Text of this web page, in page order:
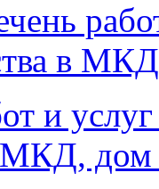
в
и
МКД, дом